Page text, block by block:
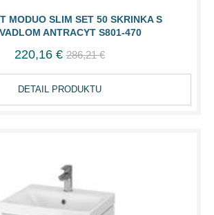
MODUO SLIM SET 50 SKRINKA S
ANTRACYT S801-470
220,16 € 286,21 €
DETAIL PRODUKTU